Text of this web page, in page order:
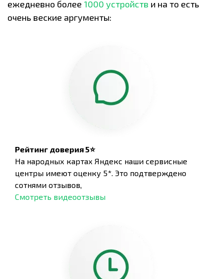
ежедневно более 1000 устройств и на то есть
очень веские аргументы:
Рейтинг доверия 5⭐
На народных картах Яндекс наши сервисные
центры имеют оценку 5*. Это подтверждено
сотнями отзывов,
Смотреть видеоотзывы